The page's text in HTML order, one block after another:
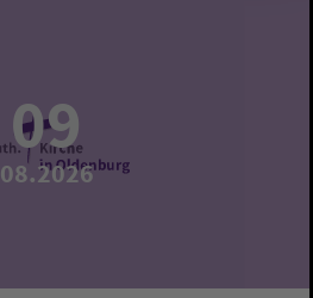
09
08.2026